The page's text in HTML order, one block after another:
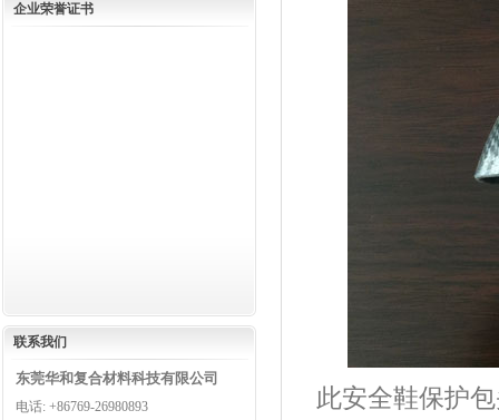
企业荣誉证书
联系我们
东莞华和复合材料科技有限公司
电话: +86769-26980893
此安全鞋保护